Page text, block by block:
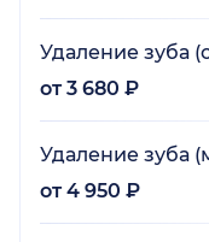
Удаление зуба
от 3 680 ₽
Удаление зуба
от 4 950 ₽